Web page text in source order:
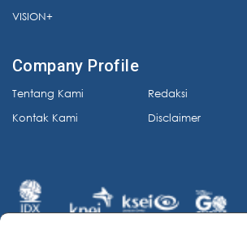
VISION+
Company Profile
Tentang Kami
Kontak Kami
Redaksi
Disclaimer